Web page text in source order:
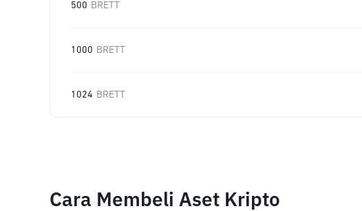
500 BRETT
1000 BRETT
1024 BRETT
Cara Membeli Aset Kripto